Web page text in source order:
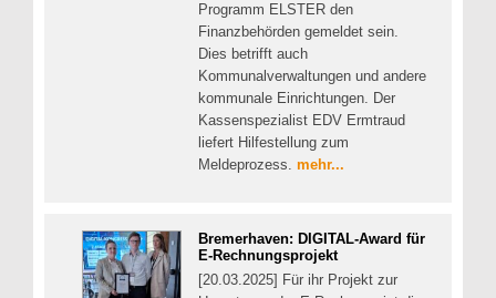
Programm ELSTER den
Finanzbehörden gemeldet sein.
Dies betrifft auch
Kommunalverwaltungen und andere
kommunale Einrichtungen. Der
Kassenspezialist EDV Ermtraud
liefert Hilfestellung zum
Meldeprozess. mehr...
Bremerhaven: DIGITAL-Award für
E-Rechnungsprojekt
[20.03.2025] Für ihr Projekt zur